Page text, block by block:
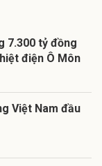
7.300 tỷ đồng
điện Ô Môn
Việt Nam đầu